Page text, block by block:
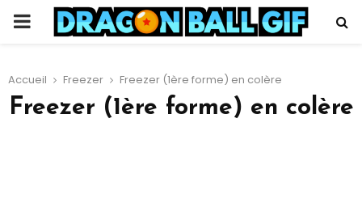
PRIMARY
Accueil Freezer Freezer (1ère forme) en colère
Freezer (1ère forme) en colère